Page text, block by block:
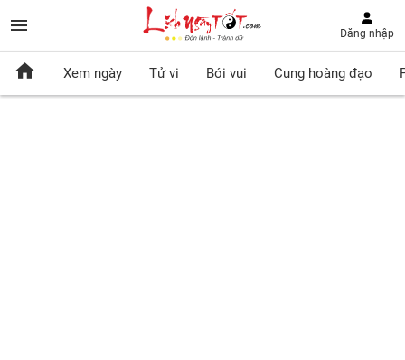
Đăng nhập
Xem ngày Tử vi Bói vui Cung hoàng đạo